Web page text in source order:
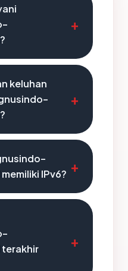
keluhan
IPv6?